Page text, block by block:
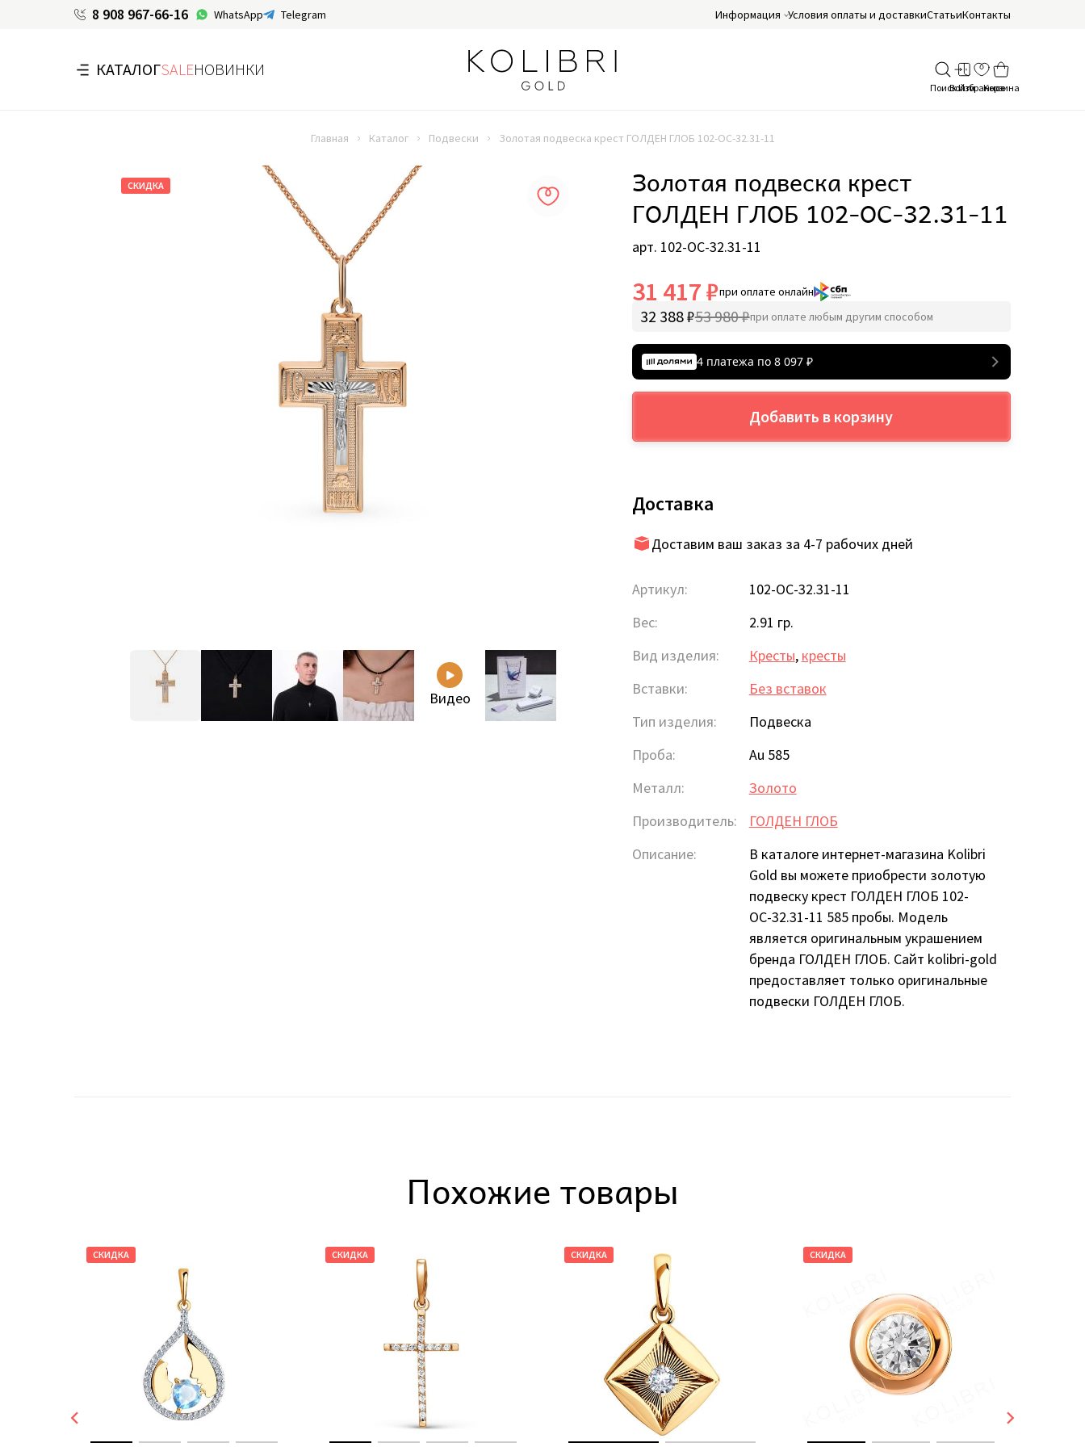
8 908 967-66-16 WhatsApp Telegram Информация Условия оплаты и доставкиСтатьиКонтакты
КАТАЛОГSALEНОВИНКИ
Главная Каталог Подвески Золотая подвеска крест ГОЛДЕН ГЛОБ 102-ОС-32.31-11
СКИДКА
Видео
Золотая подвеска крест
ГОЛДЕН ГЛОБ 102-ОС-32.31-11
арт. 102-ОС-32.31-11
31 417 ₽при оплате онлайн
32 388 ₽53 980 ₽при оплате любым другим способом
4 платежа по 8 097₽
Добавить в корзину
Доставка
Доставим ваш заказ за 4-7 рабочих дней
Артикул:
102-ОС-32.31-11
Вес:
2.91 гр.
Вид изделия:
Кресты, кресты
Вставки:
Без вставок
Тип изделия:
Подвеска
Проба:
Au 585
Металл:
Золото
Производитель:
ГОЛДЕН ГЛОБ
Описание:
В каталоге интернет-магазина Kolibri
Gold вы можете приобрести золотую
подвеску крест ГОЛДЕН ГЛОБ 102-
ОС-32.31-11 585 пробы. Модель
является оригинальным украшением
бренда ГОЛДЕН ГЛОБ. Сайт kolibri-gold
предоставляет только оригинальные
подвески ГОЛДЕН ГЛОБ.
Похожие товары
СКИДКА СКИДКА СКИДКА СКИДКА